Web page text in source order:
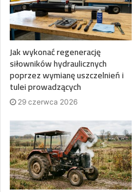
Jak wykonać regenerację
siłowników hydraulicznych
poprzez wymianę uszczelnień i
tulei prowadzących
29 czerwca 2026